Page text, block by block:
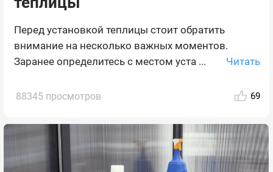
Перед установкой теплицы стоит обратить
внимание на несколько важных моментов.
Заранее определитесь с местом уста ...
Читать
88345 просмотров 69